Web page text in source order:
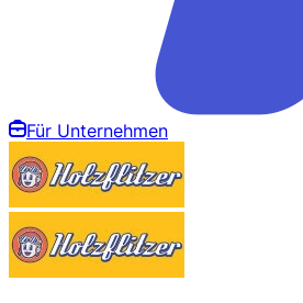
Für Unternehmen